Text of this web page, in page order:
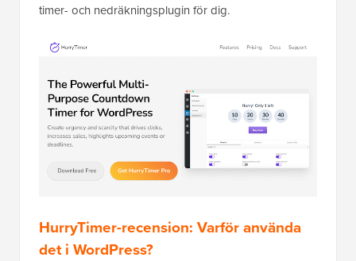
timer- och nedräkningsplugin för dig.
HurryTimer-recension: Varför använda
det i WordPress?